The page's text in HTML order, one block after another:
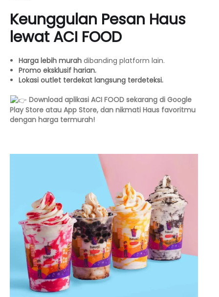
Keunggulan Pesan Haus
lewat ACI FOOD
Harga lebih murah dibanding platform lain.
Promo eksklusif harian.
Lokasi outlet terdekat langsung terdeteksi.
Download aplikasi ACI FOOD sekarang di Google
Play Store atau App Store, dan nikmati Haus favoritmu
dengan harga termurah!